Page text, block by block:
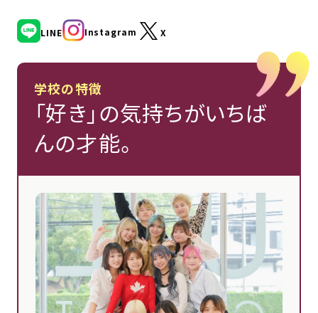
LINE Instagram X
学校の特徴
「好き」の気持ちがいちば
んの才能。